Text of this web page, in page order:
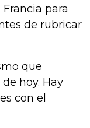
para
de rubricar
que
hoy. Hay
con el